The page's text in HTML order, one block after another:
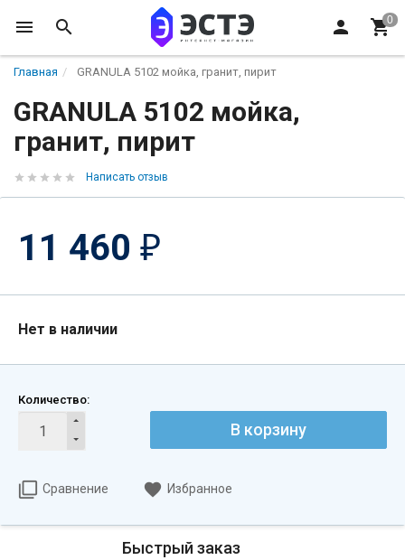
Главная GRANULA 5102 мойка, гранит, пирит
GRANULA 5102 мойка,
гранит, пирит
Написать отзыв
11 460 ₽
Нет в наличии
Количество:
В корзину
Сравнение Избранное
Быстрый заказ